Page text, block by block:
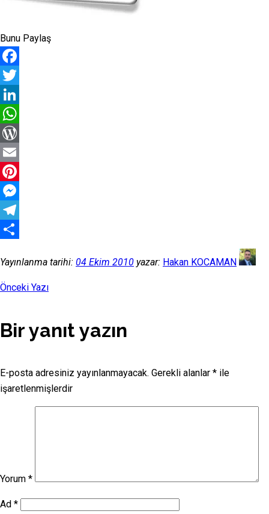
Bunu Paylaş
Facebook
Twitter
LinkedIn
WhatsApp
WordPress
Email
Pinterest
Messenger
Telegram
Yayınlanma tarihi: 04 Ekim 2010 yazar: Hakan KOCAMAN
Önceki Yazı
Bir yanıt yazın
E-posta adresiniz yayınlanmayacak. Gerekli alanlar * ile
işaretlenmişlerdir
Yorum *
Ad *